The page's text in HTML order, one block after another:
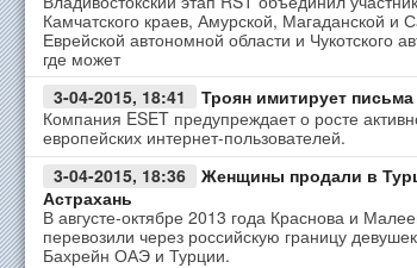
Камчатского краев, Амурской, Магаданской и
Еврейской автономной области и Чукотского
где может
3-04-2015, 18:41
Троян имитирует письма
Компания ESET предупреждает о росте
европейских интернет-пользователей.
3-04-2015, 18:36
Женщины продали в
Астрахань
В августе-октябре 2013 года Краснова и
перевозили через российскую границу
Бахрейн ОАЭ и Турции.